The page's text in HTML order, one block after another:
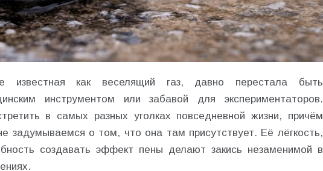
известная как веселящий газ, давно перестала быть
инструментом или забавой для экспериментаторов.
в самых разных уголках повседневной жизни, причём
задумываемся о том, что она там присутствует. Её лёгкость,
создавать эффект пены делают закись незаменимой в